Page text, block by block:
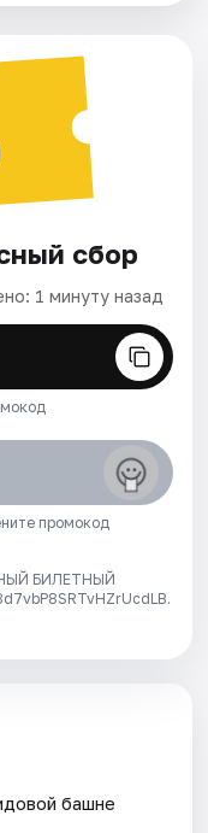
сбор
1 минуту назад
промокод
БИЛЕТНЫЙ
башне